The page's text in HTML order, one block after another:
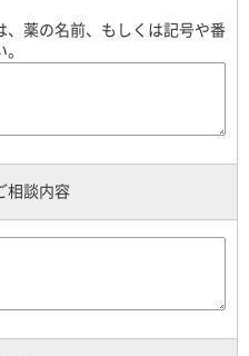
、薬の名前、もしくは記号や番
相談内容